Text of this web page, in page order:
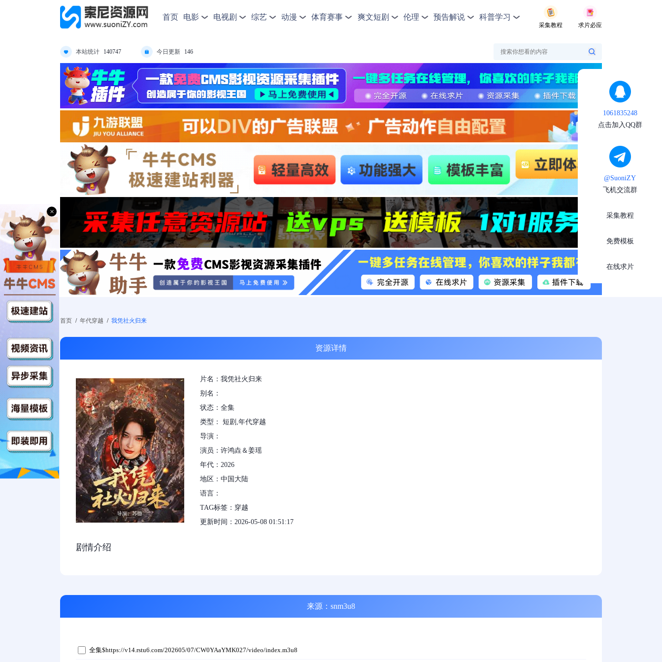
首页 电影 电视剧 综艺 动漫 体育赛事 爽文短剧 伦理 预告解说 科普学习
采集教程 求片必应
本站统计 140747 今日更新 146
首页 / 年代穿越 / 我凭社火归来
资源详情
片名：我凭社火归来
别名：
状态：全集
类型： 短剧,年代穿越
导演：
演员：许鸿垚＆姜瑶
年代：2026
地区：中国大陆
语言：
TAG标签：穿越
更新时间：2026-05-08 01:51:17
剧情介绍
来源：snm3u8
全集$https://v14.rstu6.com/202605/07/CW0YAaYMK027/video/index.m3u8
1061835248
点击加入QQ群
@SuoniZY
飞机交流群
采集教程
免费模板
在线求片
×